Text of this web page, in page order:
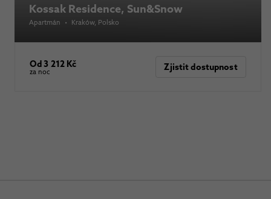
Kossak Residence, Sun&Snow
Apartmán • Kraków, Polsko
Od 3 212 Kč
za noc Zjistit dostupnost